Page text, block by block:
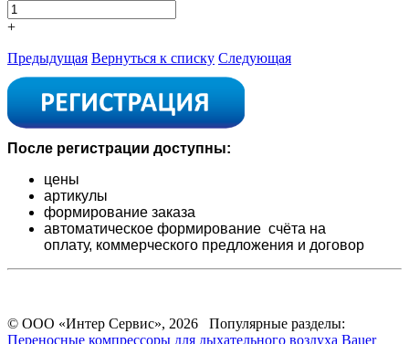
+
Предыдущая Вернуться к списку Следующая
После регистрации доступны:
цены
артикулы
формирование заказа
автоматическое формирование счёта на
оплату, коммерческого предложения и договор
© ООО «Интер Сервис», 2026 Популярные разделы:
Переносные компрессоры для дыхательного воздуха Bauer